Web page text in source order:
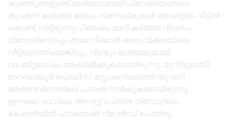
കുഞ്ഞുങ്ങളുണ്ട്.ഭാര്യയുമായി പിണങ്ങിയതിനെ
തുടർന്ന് കഴിഞ്ഞ മാസം വിനോദ്കുമാർ അവരുടെ വീട്ടിൽ
കൊണ്ട് വിട്ടിരുന്നു.പിണക്കം മാറി കഴിഞ്ഞ ദിവസം
വിനോദിനൊപ്പം താമസിക്കാൻ അരുവിക്കരയിലെ
വീട്ടിലെത്തിയെങ്കിലും വീണ്ടും ഭാര്യയുമായി
വഴക്കിട്ടശേഷം ആക്രമിക്കുകയായിരുന്നു. മുറിവുമായി
മാറനല്ലൂർ പൊലീസ് സ്റ്റേഷനിലെത്തി യുവതി
ഭർത്താവിനെതിരെ പരാതി നൽകുകയായിരുന്നു.
ഇന്നലെ രാവിലെ അറസ്റ്റ് ചെയ്ത വിനോദിനെ
കോടതിയിൽ ഹാജരാക്കി റിമാൻഡ് ചെയ്തു.